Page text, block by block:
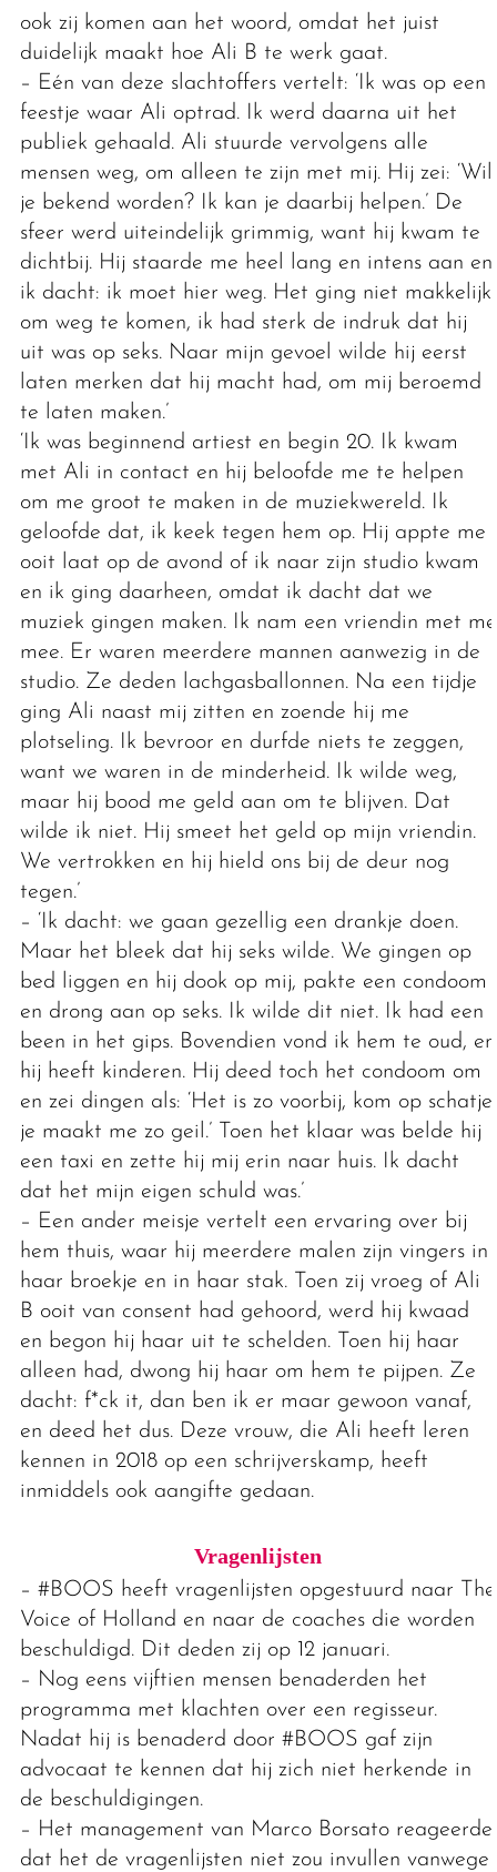
ook zij komen aan het woord, omdat het juist
duidelijk maakt hoe Ali B te werk gaat.
– Eén van deze slachtoffers vertelt: ‘Ik was op een
feestje waar Ali optrad. Ik werd daarna uit het
publiek gehaald. Ali stuurde vervolgens alle
mensen weg, om alleen te zijn met mij. Hij zei: ‘Wil
je bekend worden? Ik kan je daarbij helpen.’ De
sfeer werd uiteindelijk grimmig, want hij kwam te
dichtbij. Hij staarde me heel lang en intens aan en
ik dacht: ik moet hier weg. Het ging niet makkelijk
om weg te komen, ik had sterk de indruk dat hij
uit was op seks. Naar mijn gevoel wilde hij eerst
laten merken dat hij macht had, om mij beroemd
te laten maken.’
‘Ik was beginnend artiest en begin 20. Ik kwam
met Ali in contact en hij beloofde me te helpen
om me groot te maken in de muziekwereld. Ik
geloofde dat, ik keek tegen hem op. Hij appte me
ooit laat op de avond of ik naar zijn studio kwam
en ik ging daarheen, omdat ik dacht dat we
muziek gingen maken. Ik nam een vriendin met me
mee. Er waren meerdere mannen aanwezig in de
studio. Ze deden lachgasballonnen. Na een tijdje
ging Ali naast mij zitten en zoende hij me
plotseling. Ik bevroor en durfde niets te zeggen,
want we waren in de minderheid. Ik wilde weg,
maar hij bood me geld aan om te blijven. Dat
wilde ik niet. Hij smeet het geld op mijn vriendin.
We vertrokken en hij hield ons bij de deur nog
tegen.’
– ‘Ik dacht: we gaan gezellig een drankje doen.
Maar het bleek dat hij seks wilde. We gingen op
bed liggen en hij dook op mij, pakte een condoom
en drong aan op seks. Ik wilde dit niet. Ik had een
been in het gips. Bovendien vond ik hem te oud, en
hij heeft kinderen. Hij deed toch het condoom om
en zei dingen als: ‘Het is zo voorbij, kom op schatje,
je maakt me zo geil.’ Toen het klaar was belde hij
een taxi en zette hij mij erin naar huis. Ik dacht
dat het mijn eigen schuld was.’
– Een ander meisje vertelt een ervaring over bij
hem thuis, waar hij meerdere malen zijn vingers in
haar broekje en in haar stak. Toen zij vroeg of Ali
B ooit van consent had gehoord, werd hij kwaad
en begon hij haar uit te schelden. Toen hij haar
alleen had, dwong hij haar om hem te pijpen. Ze
dacht: f*ck it, dan ben ik er maar gewoon vanaf,
en deed het dus. Deze vrouw, die Ali heeft leren
kennen in 2018 op een schrijverskamp, heeft
inmiddels ook aangifte gedaan.
Vragenlijsten
– #BOOS heeft vragenlijsten opgestuurd naar The
Voice of Holland en naar de coaches die worden
beschuldigd. Dit deden zij op 12 januari.
– Nog eens vijftien mensen benaderden het
programma met klachten over een regisseur.
Nadat hij is benaderd door #BOOS gaf zijn
advocaat te kennen dat hij zich niet herkende in
de beschuldigingen.
– Het management van Marco Borsato reageerde
dat het de vragenlijsten niet zou invullen vanwege